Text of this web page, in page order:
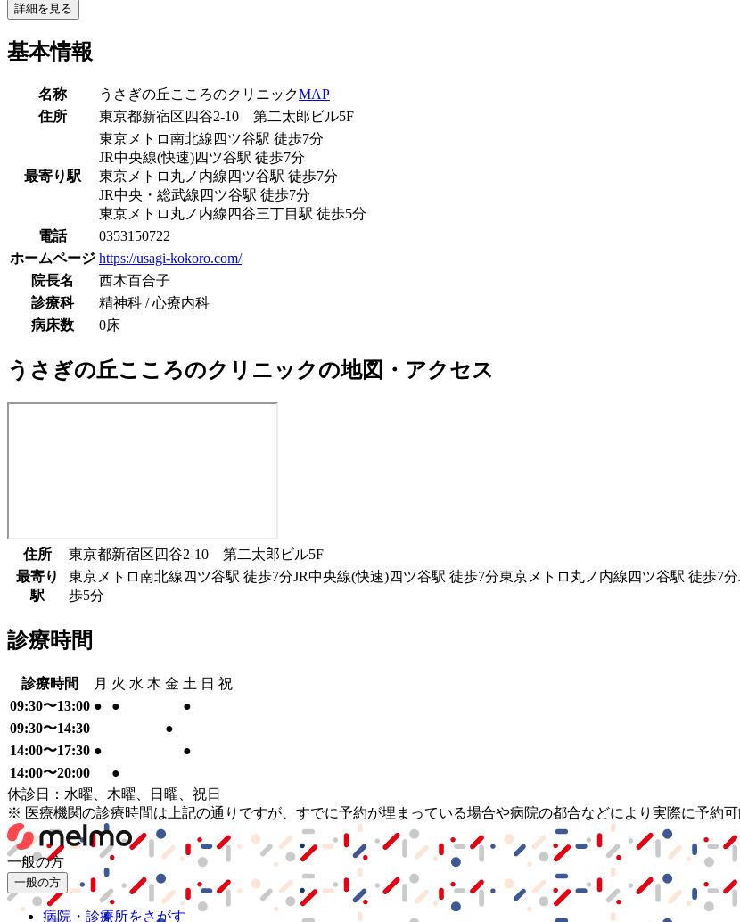
詳細を見る
基本情報
名称 うさぎの丘こころのクリニックMAP
住所
東京都新宿区四谷2-10 第二太郎ビル5F
最寄り駅
東京メトロ南北線 四ツ谷駅 徒歩7分
JR中央線(快速)四ツ谷駅 徒歩7分
東京メトロ丸ノ内線 四ツ谷駅 徒歩7分
JR中央・総武線 四ツ谷駅 徒歩7分
東京メトロ丸ノ内線 四谷三丁目駅 徒歩5分
電話
0353150722
ホームページ https://usagi-kokoro.com/
院長名
西木百合子
診療科
精神科 / 心療内科
病床数
0床
うさぎの丘こころのクリニックの地図・アクセス
住所
東京都新宿区四谷2-10 第二太郎ビル5F
最寄り
駅
東京メトロ南北線 四ツ谷駅 徒歩7分JR中央線(快速)四ツ谷駅 徒歩7分東京メトロ丸ノ内線 四ツ谷駅 徒歩7分
歩5分
診療時間
診療時間 月 火 水 木 金 土 日 祝
09:30〜13:00 ● ●
●
09:30〜14:30
●
14:00〜17:30 ●
●
14:00〜20:00
●
休診日：水曜、木曜、日曜、祝日
※ 医療機関の診療時間は上記の通りですが、すでに予約が埋まっている場合や病院の都合などにより実際に予約
一般の方
一般の方
病院・診療所をさがす